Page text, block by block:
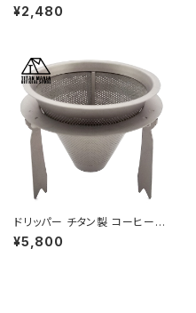
軽量 頑丈 防水 携帯用 ミニ サ
プリケース ニトロケース 薬入れ
¥2,480
ドリッパー チタン製 コーヒーフ
ィルター 超軽量 紙フィルター不
要 ペーパーレス スタンド分離
¥5,800